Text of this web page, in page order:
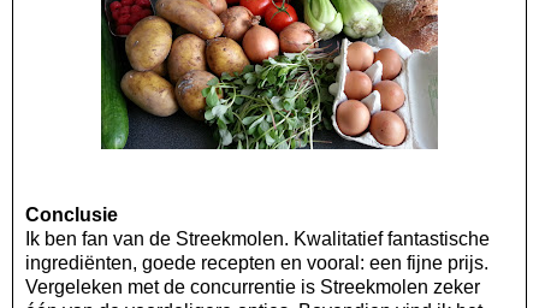
Conclusie
Ik ben fan van de Streekmolen. Kwalitatief fantastische
ingrediënten, goede recepten en vooral: een fijne prijs.
Vergeleken met de concurrentie is Streekmolen zeker